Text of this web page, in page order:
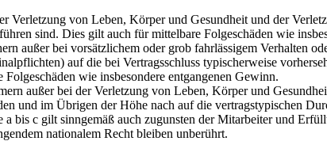
Verletzung von Leben, Körper und Gesundheit und der
sind. Dies gilt auch für mittelbare Folgeschäden wie
außer bei vorsätzlichem oder grob fahrlässigem Verhalten
auf die bei Vertragsschluss typischerweise
wie insbesondere entgangenen Gewinn.
außer bei der Verletzung von Leben, Körper und
und im Übrigen der Höhe nach auf die vertragstypischen
bis c gilt sinngemäß auch zugunsten der Mitarbeiter und
nationalem Recht bleiben unberührt.